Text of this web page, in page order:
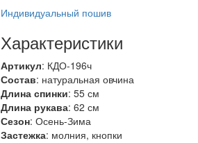
Индивидуальный пошив
Характеристики
Артикул: КДО-196ч
Состав: натуральная овчина
Длина спинки: 55 см
Длина рукава: 62 см
Сезон: Осень-Зима
Застежка: молния, кнопки